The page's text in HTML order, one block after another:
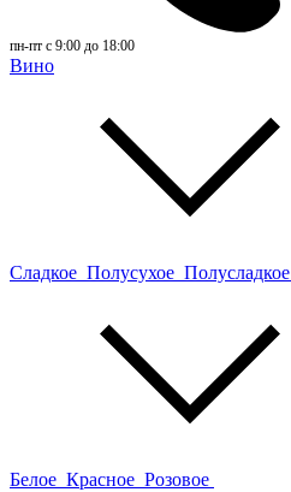
пн-пт с 9:00 до 18:00
Вино
Сладкое Полусухое Полусладкое
Белое Красное Розовое